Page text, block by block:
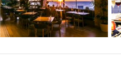
ファーストフード
スクリーン
ス
餃子
キリン